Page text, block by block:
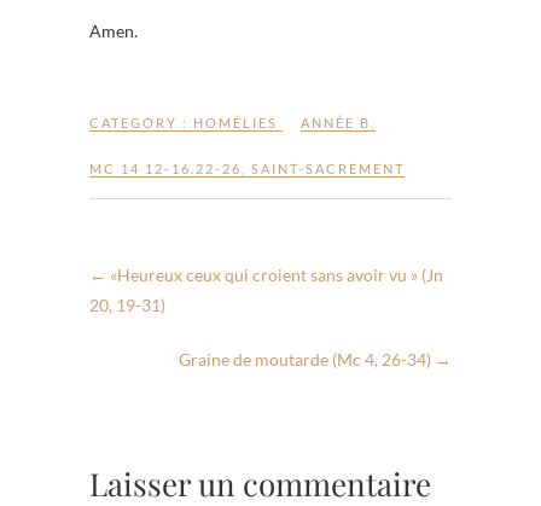
Amen.
CATEGORY : HOMÉLIES ANNÉE B
MC 14 12-16.22-26 SAINT-SACREMENT
← «Heureux ceux qui croient sans avoir vu » (Jn
20, 19-31)
Graine de moutarde (Mc 4, 26-34) →
Laisser un commentaire